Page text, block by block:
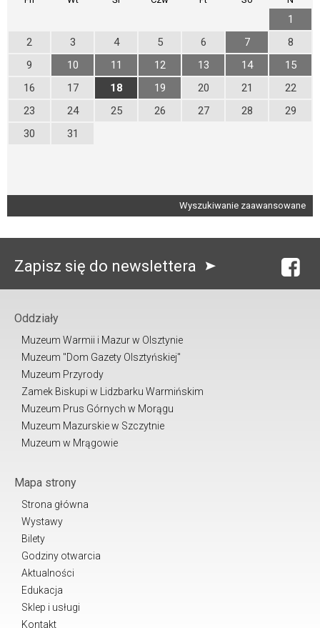
1
2
3 4 5 6 7
8
9
10 11 12 13 14
15
16
17 18 19 20 21
22
23
24 25 26 27 28
29
30
31
Wyszukiwanie zaawansowane
Zapisz się do newslettera
Oddziały
Muzeum Warmii i Mazur w Olsztynie
Muzeum "Dom Gazety Olsztyńskiej"
Muzeum Przyrody
Zamek Biskupi w Lidzbarku Warmińskim
Muzeum Prus Górnych w Morągu
Muzeum Mazurskie w Szczytnie
Muzeum w Mrągowie
Mapa strony
Strona główna
Wystawy
Bilety
Godziny otwarcia
Aktualności
Edukacja
Sklep i usługi
Kontakt